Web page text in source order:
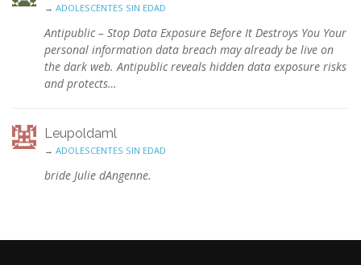
→ ADOLESCENTES SIN EDAD
Antipublic – Stop Data Exposure Before It Destroys You Your
personal information data breach may already be live on
the dark web. Antipublic reveals hidden data exposure risks
and protects…
Leupoldaml
→ ADOLESCENTES SIN EDAD
bride Julie dAngenne.